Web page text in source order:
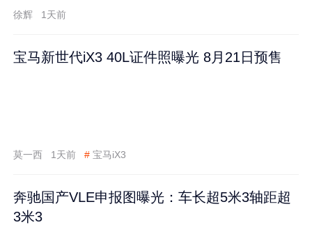
徐辉 1天前
宝马新世代iX3 40L证件照曝光 8月21日预售
莫一西 1天前 # 宝马iX3
奔驰国产VLE申报图曝光：车长超5米3轴距超
3米3